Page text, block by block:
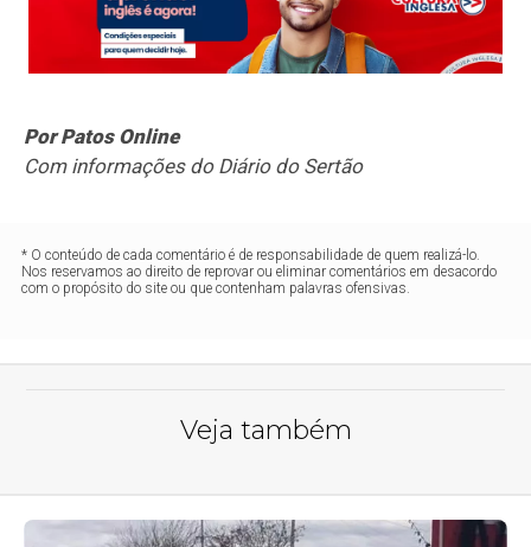
Por Patos Online
Com informações do Diário do Sertão
* O conteúdo de cada comentário é de responsabilidade de quem realizá-lo.
Nos reservamos ao direito de reprovar ou eliminar comentários em desacordo
com o propósito do site ou que contenham palavras ofensivas.
Veja também